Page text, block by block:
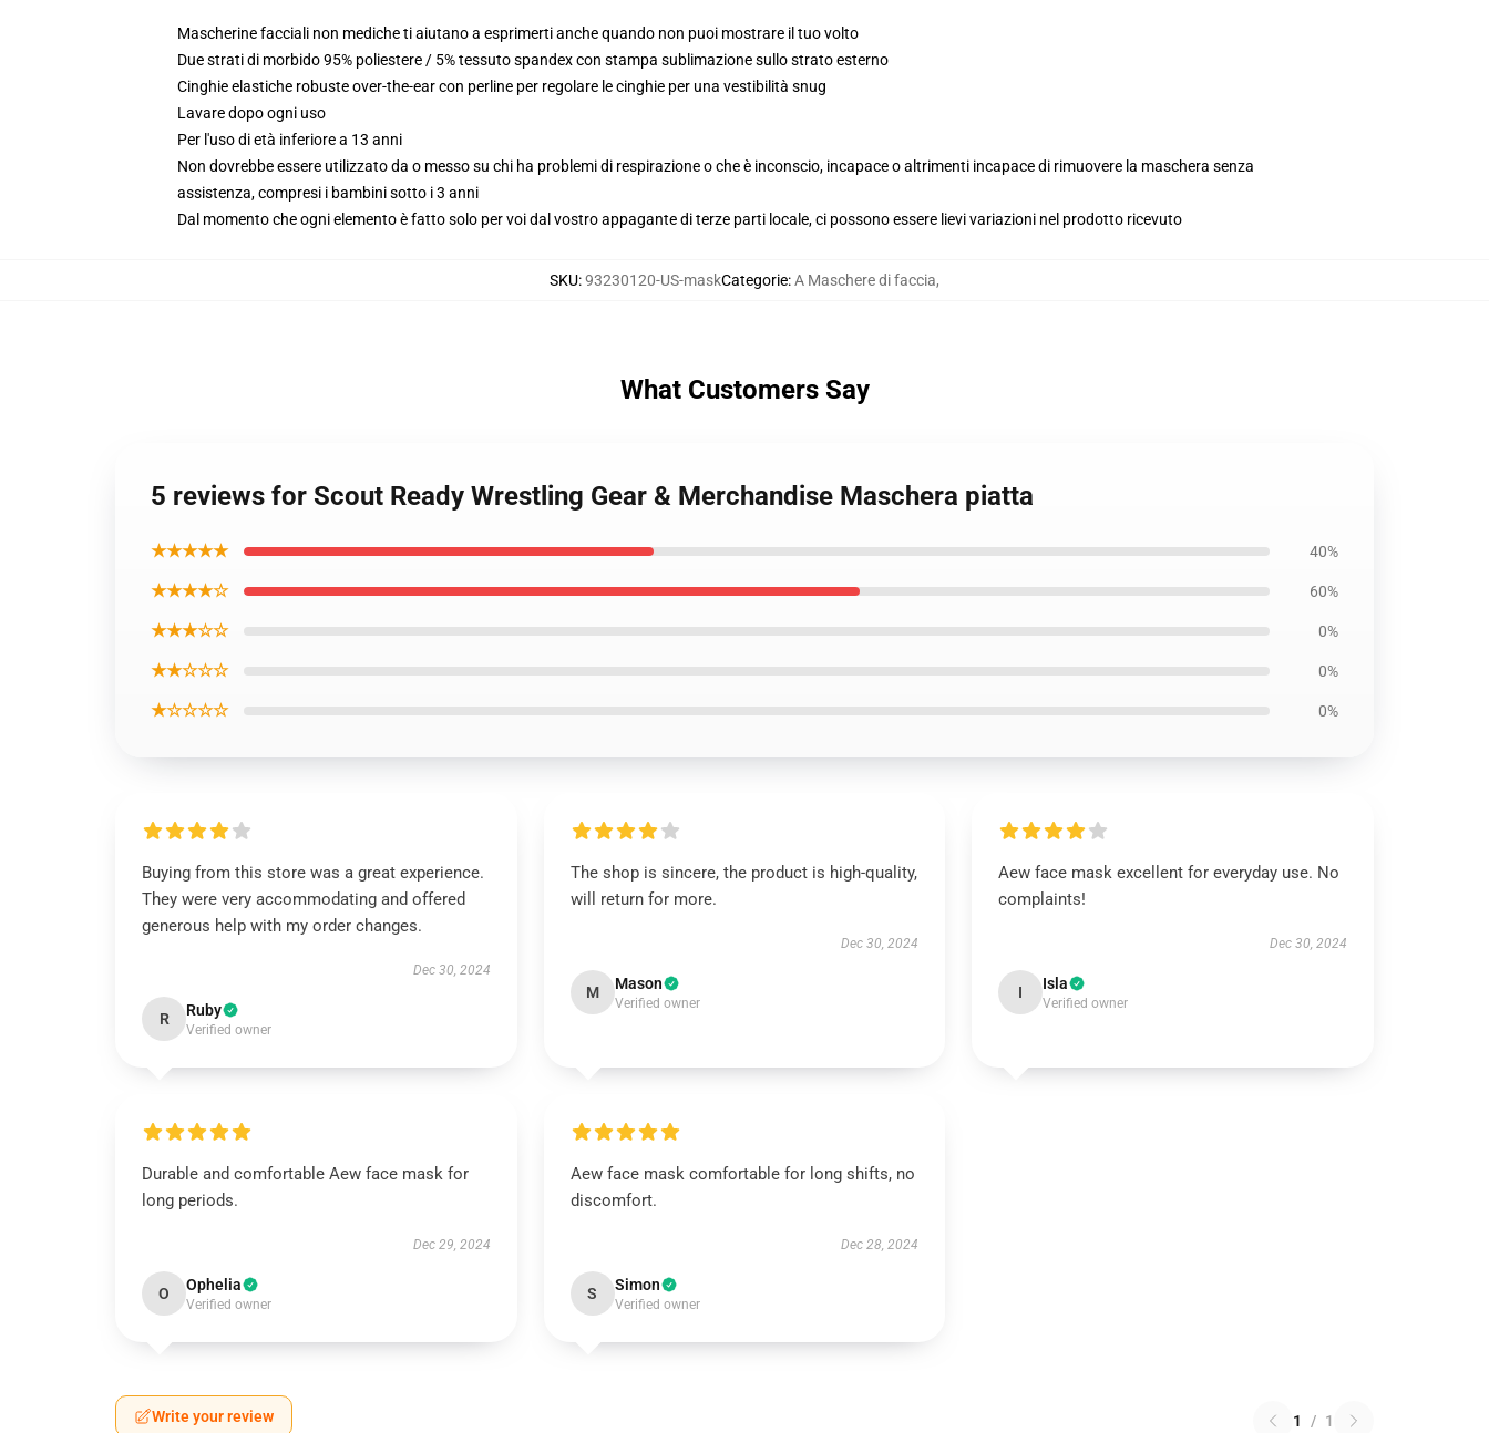
Mascherine facciali non mediche ti aiutano a esprimerti anche quando non puoi mostrare il tuo volto
Due strati di morbido 95% poliestere / 5% tessuto spandex con stampa sublimazione sullo strato esterno
Cinghie elastiche robuste over-the-ear con perline per regolare le cinghie per una vestibilità snug
Lavare dopo ogni uso
Per l'uso di età inferiore a 13 anni
Non dovrebbe essere utilizzato da o messo su chi ha problemi di respirazione o che è inconscio, incapace o altrimenti incapace di rimuovere la maschera senza
assistenza, compresi i bambini sotto i 3 anni
Dal momento che ogni elemento è fatto solo per voi dal vostro appagante di terze parti locale, ci possono essere lievi variazioni nel prodotto ricevuto
SKU:93230120-US-maskCategorie:A Maschere di faccia,
What Customers Say
5 reviews for Scout Ready Wrestling Gear & Merchandise Maschera piatta
★★★★★ 40%
★★★★☆ 60%
★★★☆☆ 0%
★★☆☆☆ 0%
★☆☆☆☆ 0%
Buying from this store was a great experience.
They were very accommodating and offered
generous help with my order changes.
Dec 30, 2024
R Ruby
Verified owner
The shop is sincere, the product is high-quality,
will return for more.
Dec 30, 2024
M Mason
Verified owner
Aew face mask excellent for everyday use. No
complaints!
Dec 30, 2024
I Isla
Verified owner
Durable and comfortable Aew face mask for
long periods.
Dec 29, 2024
O Ophelia
Verified owner
Aew face mask comfortable for long shifts, no
discomfort.
Dec 28, 2024
S Simon
Verified owner
Write your review 1 / 1